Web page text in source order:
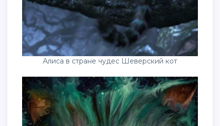
Алиса в стране чудес Шеверский кот